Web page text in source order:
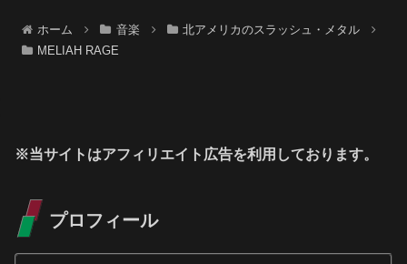
ホーム 音楽
北アメリカのスラッシュ・メタル
MELIAH RAGE
※当サイトはアフィリエイト広告を利用しております。
プロフィール